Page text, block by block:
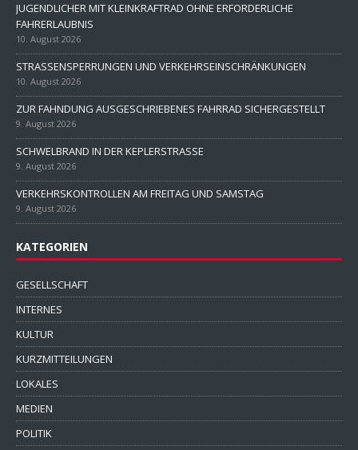
JUGENDLICHER MIT KLEINKRAFTRAD OHNE ERFORDERLICHE
FAHRERLAUBNIS
10. August 2026
STRASSENSPERRUNGEN UND VERKEHRSEINSCHRÄNKUNGEN
10. August 2026
ZUR FAHNDUNG AUSGESCHRIEBENES FAHRRAD SICHERGESTELLT
9. August 2026
SCHWELBRAND IN DER KEPLERSTRASSE
9. August 2026
VERKEHRSKONTROLLEN AM FREITAG UND SAMSTAG
9. August 2026
KATEGORIEN
GESELLSCHAFT
INTERNES
KULTUR
KURZMITTEILUNGEN
LOKALES
MEDIEN
POLITIK